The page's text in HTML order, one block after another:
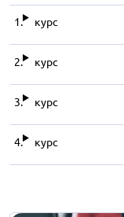
курс
курс
курс
курс